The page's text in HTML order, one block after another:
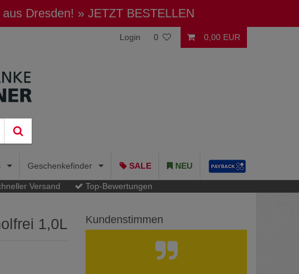
Dresden! » JETZT BESTELLEN
Login 0 0,00 EUR
Geschenkefinder SALE NEU
Versand Top-Bewertungen
1,0L Kundenstimmen